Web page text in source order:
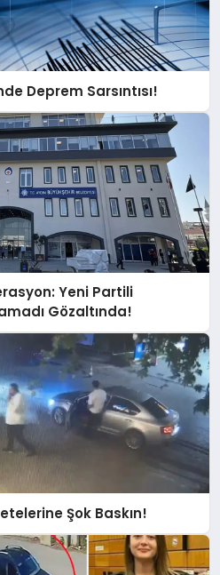
Deprem Sarsıntısı!
Yeni Partili
Gözaltında!
Şok Baskın!